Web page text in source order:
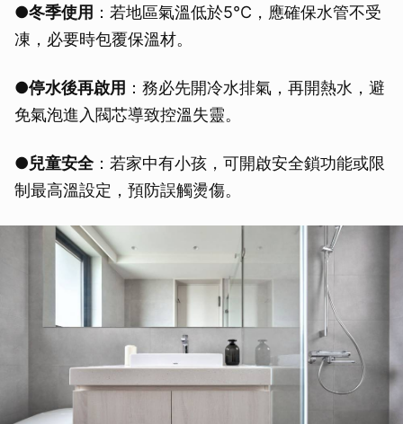
●冬季使用 ：若地區氣溫低於5°C，應確保水管不受
凍，必要時包覆保溫材。
●停水後再啟用 ：務必先開冷水排氣，再開熱水，避
免氣泡進入閥芯導致控溫失靈。
●兒童安全：若家中有小孩，可開啟安全鎖功能或限
制最高溫設定，預防誤觸燙傷。